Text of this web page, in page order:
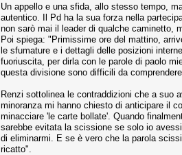
Un appello e una sfida, allo stesso tempo,
autentico. Il Pd ha la sua forza nella
non sarò mai il leader di qualche caminetto,
Poi spiega: "Primissime ore del mattino,
le sfumature e i dettagli delle posizioni
fuoriuscita, per dirla con le parole di paolo
questa divisione sono difficili da
Renzi sottolinea le contraddizioni che a suo
minoranza mi hanno chiesto di anticipare il
minacciare 'le carte bollate'. Quando
sarebbe evitata la scissione se solo io
di eliminarmi. E se è vero che la parola
ricatto".